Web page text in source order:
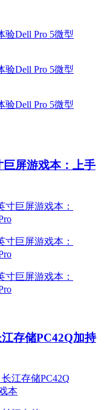
屏游戏本：上手
存储PC42Q加持